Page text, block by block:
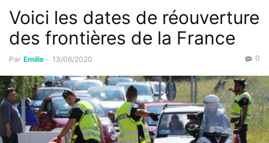
Voici les dates de réouverture
des frontières de la France
Par Emilie - 13/06/2020 0